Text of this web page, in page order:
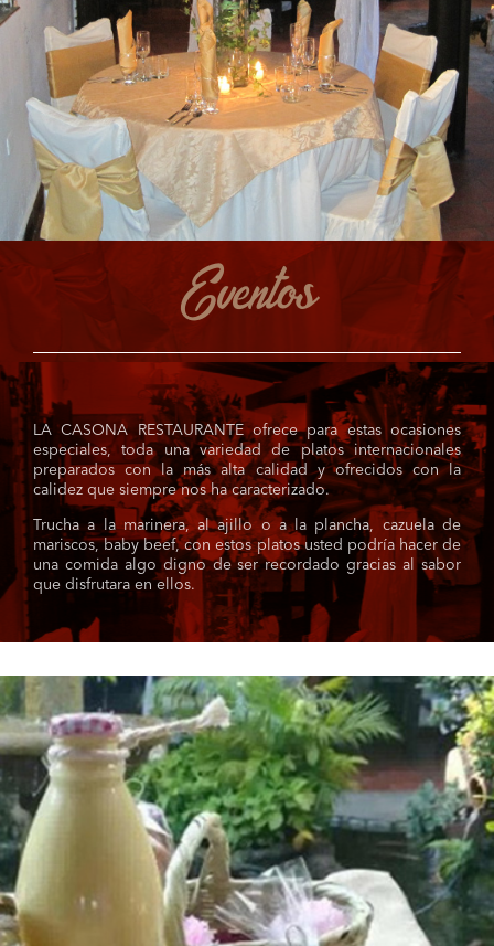
Eventos
LA CASONA RESTAURANTE ofrece para estas ocasiones
especiales, toda una variedad de platos internacionales
preparados con la más alta calidad y ofrecidos con la
calidez que siempre nos ha caracterizado.
Trucha a la marinera, al ajillo o a la plancha, cazuela de
mariscos, baby beef, con estos platos usted podría hacer de
una comida algo digno de ser recordado gracias al sabor
que disfrutara en ellos.